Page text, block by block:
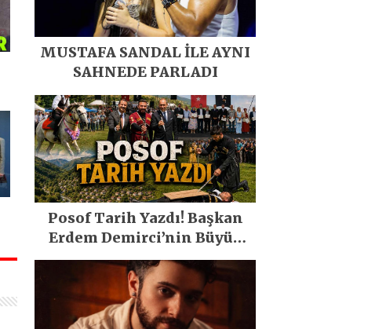
MUSTAFA SANDAL İLE AYNI
SAHNEDE PARLADI
Posof Tarih Yazdı! Başkan
Erdem Demirci’nin Büyük
Emeğiyle Son Yılların En
Büyük Festivali Gerçekleşti